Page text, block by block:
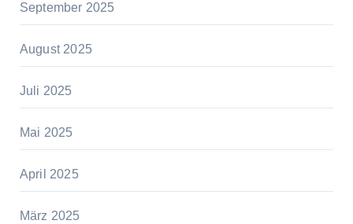
September 2025
August 2025
Juli 2025
Mai 2025
April 2025
März 2025